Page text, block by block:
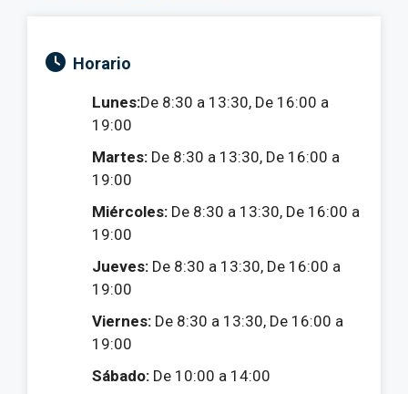
Horario
Lunes:De 8:30 a 13:30, De 16:00 a
19:00
Martes: De 8:30 a 13:30, De 16:00 a
19:00
Miércoles: De 8:30 a 13:30, De 16:00 a
19:00
Jueves: De 8:30 a 13:30, De 16:00 a
19:00
Viernes: De 8:30 a 13:30, De 16:00 a
19:00
Sábado: De 10:00 a 14:00